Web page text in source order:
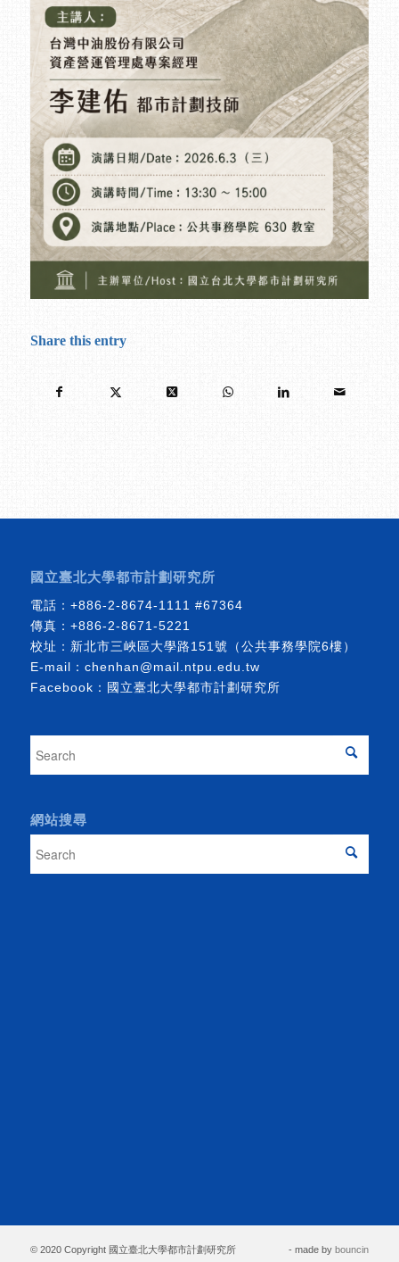
Share this entry
國立臺北大學都市計劃研究所
電話： +886-2-8674-1111 #67364
傳真：+886-2-8671-5221
校址：新北市三峽區大學路151號（公共事務學院6樓）
E-mail： chenhan@mail.ntpu.edu.tw
Facebook： 國立臺北大學都市計劃研究所
網站搜尋
© 2020 Copyright 國立臺北大學都市計劃研究所 - made bybouncin